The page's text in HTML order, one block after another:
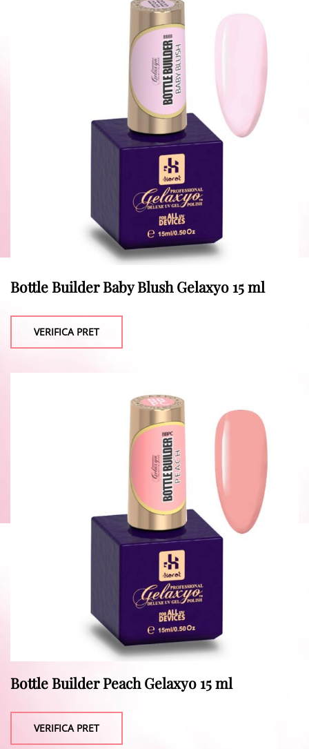
Bottle Builder Baby Blush Gelaxyo 15 ml
VERIFICA PRET
Bottle Builder Peach Gelaxyo 15 ml
VERIFICA PRET